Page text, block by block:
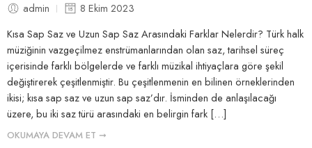
admin
8 Ekim 2023
Kısa Sap Saz ve Uzun Sap Saz Arasındaki Farklar Nelerdir? Türk halk
müziğinin vazgeçilmez enstrümanlarından olan saz, tarihsel süreç
içerisinde farklı bölgelerde ve farklı müzikal ihtiyaçlara göre şekil
değiştirerek çeşitlenmiştir. Bu çeşitlenmenin en bilinen örneklerinden
ikisi; kısa sap saz ve uzun sap saz’dır. İsminden de anlaşılacağı
üzere, bu iki saz türü arasındaki en belirgin fark […]
OKUMAYA DEVAM ET ➞